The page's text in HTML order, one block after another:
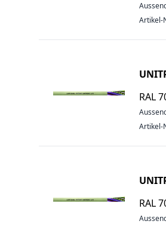
Artikel-
RAL
Artikel-
RAL